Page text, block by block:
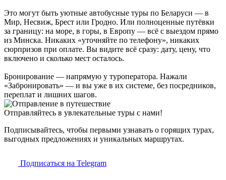
Это могут быть уютные автобусные туры по Беларуси — в
Мир, Несвиж, Брест или Гродно. Или полноценные путёвки
за границу: на море, в горы, в Европу — всё с выездом прямо
из Минска. Никаких «уточняйте по телефону», никаких
сюрпризов при оплате. Вы видите всё сразу: дату, цену, что
включено и сколько мест осталось.
Бронирование — напрямую у туроператора. Нажали
«Забронировать» — и вы уже в их системе, без посредников,
переплат и лишних шагов.
Отправляйтесь в увлекательные туры с нами!
Подписывайтесь, чтобы первыми узнавать о горящих турах,
выгодных предложениях и уникальных маршрутах.
Подписаться на Telegram